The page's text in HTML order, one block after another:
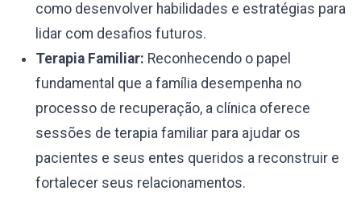
como desenvolver habilidades e estratégias para
lidar com desafios futuros.
Terapia Familiar: Reconhecendo o papel
fundamental que a família desempenha no
processo de recuperação, a clínica oferece
sessões de terapia familiar para ajudar os
pacientes e seus entes queridos a reconstruir e
fortalecer seus relacionamentos.